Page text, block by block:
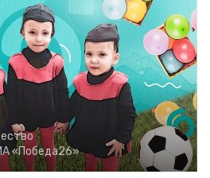
«Победа26»